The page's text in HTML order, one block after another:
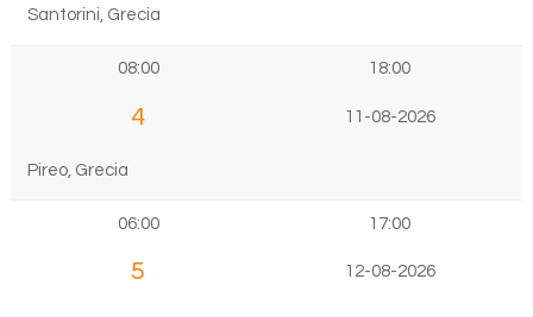
Santorini, Grecia
08:00 18:00
4 11-08-2026
Pireo, Grecia
06:00 17:00
5 12-08-2026